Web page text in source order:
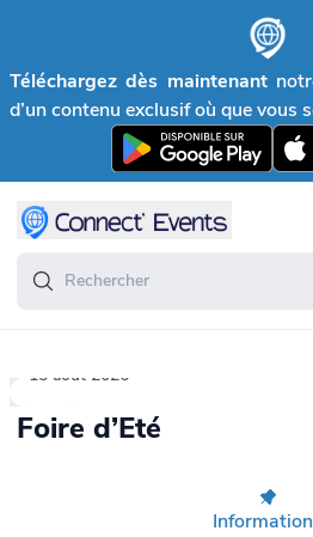
Téléchargez dès maintenant
d’un contenu exclusif où que vous
15 août 2026
Foire d’Eté